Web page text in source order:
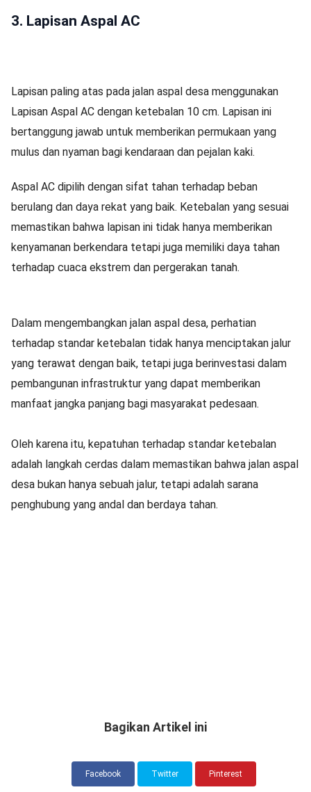
3. Lapisan Aspal AC
Lapisan paling atas pada jalan aspal desa menggunakan
Lapisan Aspal AC dengan ketebalan 10 cm. Lapisan ini
bertanggung jawab untuk memberikan permukaan yang
mulus dan nyaman bagi kendaraan dan pejalan kaki.
Aspal AC dipilih dengan sifat tahan terhadap beban
berulang dan daya rekat yang baik. Ketebalan yang sesuai
memastikan bahwa lapisan ini tidak hanya memberikan
kenyamanan berkendara tetapi juga memiliki daya tahan
terhadap cuaca ekstrem dan pergerakan tanah.
Dalam mengembangkan jalan aspal desa, perhatian
terhadap standar ketebalan tidak hanya menciptakan jalur
yang terawat dengan baik, tetapi juga berinvestasi dalam
pembangunan infrastruktur yang dapat memberikan
manfaat jangka panjang bagi masyarakat pedesaan.
Oleh karena itu, kepatuhan terhadap standar ketebalan
adalah langkah cerdas dalam memastikan bahwa jalan aspal
desa bukan hanya sebuah jalur, tetapi adalah sarana
penghubung yang andal dan berdaya tahan.
Bagikan Artikel ini
Facebook Twitter Pinterest